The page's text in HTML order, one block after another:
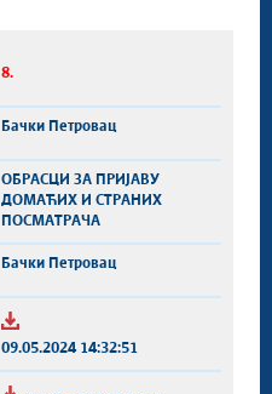
8.
Бачки Петровац
ОБРАСЦИ ЗА ПРИЈАВУ
ДОМАЋИХ И СТРАНИХ
ПОСМАТРАЧА
Бачки Петровац
09.05.2024 14:32:51